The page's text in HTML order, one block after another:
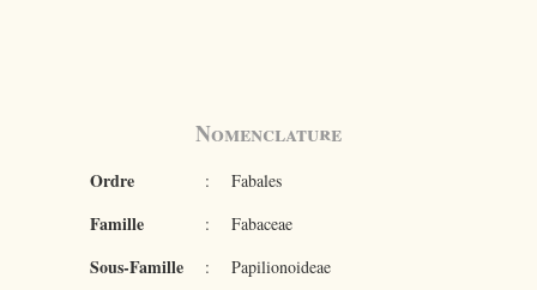
Nomenclature
Ordre : Fabales
Famille : Fabaceae
Sous-Famille : Papilionoideae